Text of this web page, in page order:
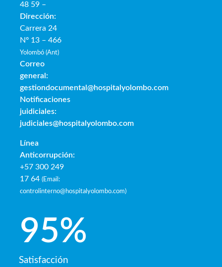
48 59 –
Dirección:
Carrera 24
Nº 13 – 466
Yolombó (Ant)
Correo
general:
gestiondocumental@hospitalyolombo.com
Notificaciones
juidiciales:
judiciales@hospitalyolombo.com
Línea
Anticorrupción:
+57 300 249
17 64 (Email:
controlinterno@hospitalyolombo.com)
Satisfacción
95%